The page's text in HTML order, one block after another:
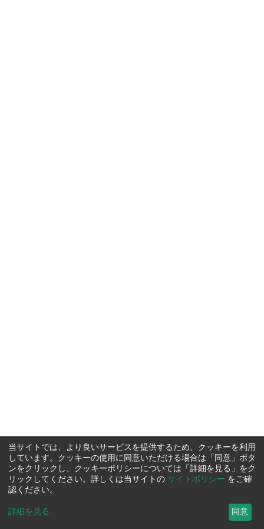
当サイトでは、より良いサービスを提供するため、クッキーを利用
しています。クッキーの使用に同意いただける場合は「同意」ボタ
ンをクリックし、クッキーポリシーについては「詳細を見る」をク
リックしてください。詳しくは当サイトの サイトポリシー をご確
認ください。
詳細を見る ... 同意